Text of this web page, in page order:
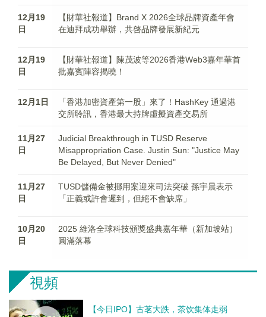
12月19
日
【財華社報道】Brand X 2026全球品牌資產年會
在迪拜成功舉辦，共啓品牌發展新紀元
12月19
日
【財華社報道】陳茂波等2026香港Web3嘉年華首
批嘉賓陣容揭曉！
12月1日
「香港加密資產第一股」來了！HashKey 通過港
交所聆訊，香港最大持牌虛擬資產交易所
11月27
日
Judicial Breakthrough in TUSD Reserve
Misappropriation Case. Justin Sun: "Justice May
Be Delayed, But Never Denied"
11月27
日
TUSD儲備金被挪用案迎來司法突破 孫宇晨表示
「正義或許會遲到，但絕不會缺席」
10月20
日
2025 維洛全球科技頒獎盛典嘉年華（新加坡站）
圓滿落幕
視頻
【今日IPO】古茗大跌，茶饮集体走弱